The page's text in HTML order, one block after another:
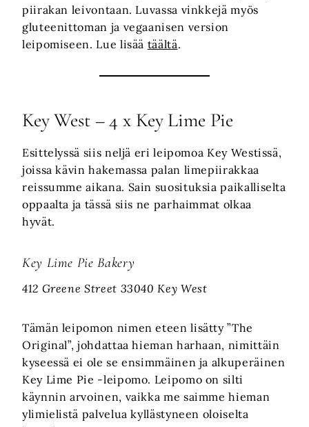
piirakan leivontaan. Luvassa vinkkejä myös
gluteenittoman ja vegaanisen version
leipomiseen. Lue lisää täältä.
Key West – 4 x Key Lime Pie
Esittelyssä siis neljä eri leipomoa Key Westissä,
joissa kävin hakemassa palan limepiirakkaa
reissumme aikana. Sain suosituksia paikalliselta
oppaalta ja tässä siis ne parhaimmat olkaa
hyvät.
Key Lime Pie Bakery
412 Greene Street 33040 Key West
Tämän leipomon nimen eteen lisätty ”The
Original”, johdattaa hieman harhaan, nimittäin
kyseessä ei ole se ensimmäinen ja alkuperäinen
Key Lime Pie -leipomo. Leipomo on silti
käynnin arvoinen, vaikka me saimme hieman
ylimielistä palvelua kyllästyneen oloiselta